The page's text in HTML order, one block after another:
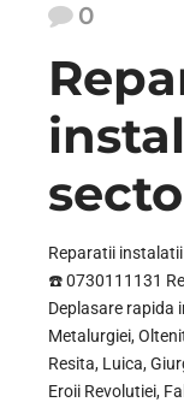
0
Reparatii
☎️ 0730111131
Deplasare rapida
Metalurgiei,
Resita, Luica,
Eroii Revolutiei,